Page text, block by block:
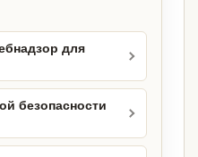
для
безопасности